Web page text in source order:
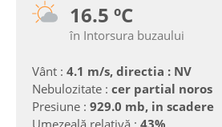
16.5 ºC
în Intorsura buzaului
Vânt : 4.1 m/s, directia : NV
Nebulozitate : cer partial noros
Presiune : 929.0 mb, in scadere